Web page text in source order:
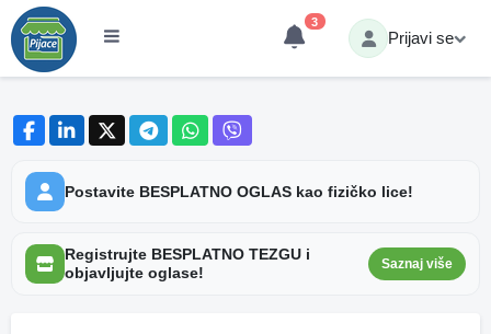
3
Prijavi se
Postavite BESPLATNO OGLAS kao fizičko lice!
Registrujte BESPLATNO TEZGU i
objavljujte oglase!
Saznaj više